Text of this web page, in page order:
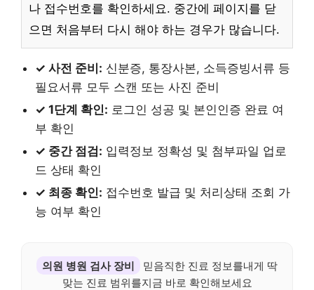
나 접수번호를 확인하세요. 중간에 페이지를 닫
으면 처음부터 다시 해야 하는 경우가 많습니다.
✓ 사전 준비: 신분증, 통장사본, 소득증빙서류 등
필요서류 모두 스캔 또는 사진 준비
✓ 1단계 확인: 로그인 성공 및 본인인증 완료 여
부 확인
✓ 중간 점검: 입력정보 정확성 및 첨부파일 업로
드 상태 확인
✓ 최종 확인: 접수번호 발급 및 처리상태 조회 가
능 여부 확인
의원 병원 검사 장비
믿음직한 진료 정보를내게 딱
맞는 진료 범위를지금 바로 확인해보세요